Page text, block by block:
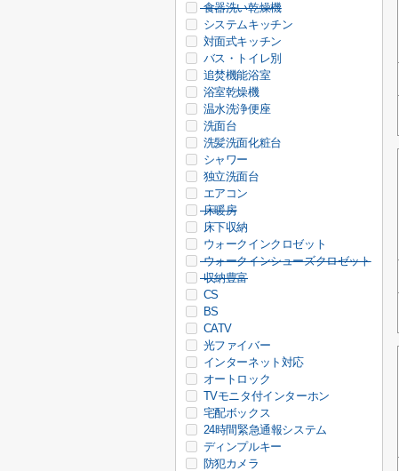
食器洗い乾燥機
システムキッチン
対面式キッチン
バス・トイレ別
追焚機能浴室
浴室乾燥機
温水洗浄便座
洗面台
洗髪洗面化粧台
シャワー
独立洗面台
エアコン
床暖房
床下収納
ウォークインクロゼット
ウォークインシューズクロゼット
収納豊富
CS
BS
CATV
光ファイバー
インターネット対応
オートロック
TVモニタ付インターホン
宅配ボックス
24時間緊急通報システム
ディンプルキー
防犯カメラ